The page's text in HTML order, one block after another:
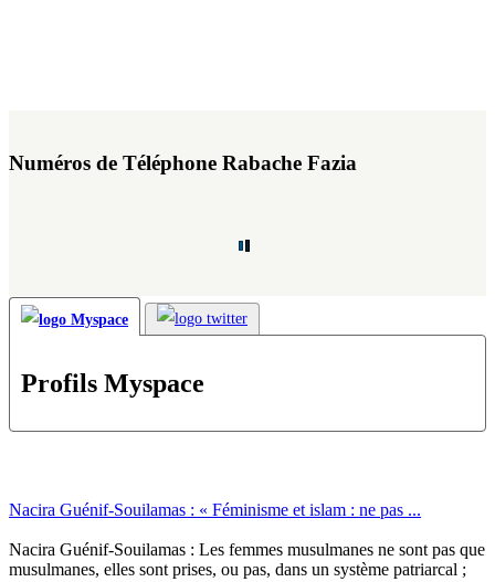
Numéros de Téléphone Rabache Fazia
Profils Myspace
Nacira Guénif-Souilamas : « Féminisme et islam : ne pas ...
Nacira Guénif-Souilamas : Les femmes musulmanes ne sont pas que
musulmanes, elles sont prises, ou pas, dans un système patriarcal ;